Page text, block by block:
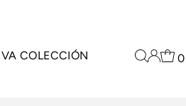
COLECCIÓN 0